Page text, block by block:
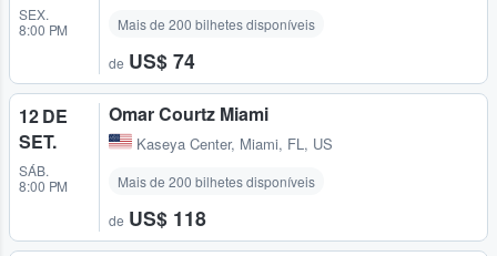
SEX.
8:00 PM
Mais de 200 bilhetes disponíveis
de US$ 74
12 DE
SET.
SÁB.
8:00 PM
Omar Courtz Miami
Kaseya Center, Miami, FL, US
Mais de 200 bilhetes disponíveis
de US$ 118